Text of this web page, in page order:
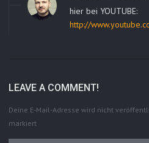
hier bei YOUTUBE:
http://
LEAVE A COMMENT!
Deine E-Mail-Adresse wird nicht
markiert